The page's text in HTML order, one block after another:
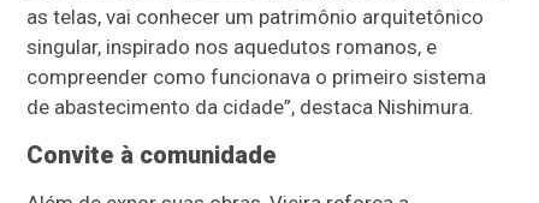
as telas, vai conhecer um patrimônio arquitetônico
singular, inspirado nos aquedutos romanos, e
compreender como funcionava o primeiro sistema
de abastecimento da cidade”, destaca Nishimura.
Convite à comunidade